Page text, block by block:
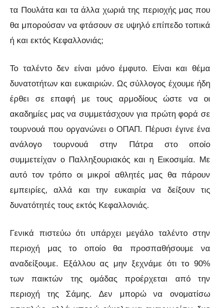
τα Πουλάτα και τα άλλα χωριά της περιοχής μας που
θα μπορούσαν να φτάσουν σε υψηλό επίπεδο τοπικά
ή και εκτός Κεφαλλονιάς;
Το ταλέντο δεν είναι μόνο έμφυτο. Είναι και θέμα
δυνατοτήτων και ευκαιριών. Ως σύλλογος έχουμε ήδη
έρθει σε επαφή με τους αρμοδίους ώστε να οι
ακαδημίες μας να συμμετάσχουν για πρώτη φορά σε
τουρνουά που οργανώνει ο ΟΠΑΠ. Πέρυσι έγινε ένα
ανάλογο τουρνουά στην Πάτρα στο οποίο
συμμετείχαν ο Παλληξουριακός και η Εικοσιμία. Με
αυτό τον τρόπο οι μικροί αθλητές μας θα πάρουν
εμπειρίες, αλλά και την ευκαιρία να δείξουν τις
δυνατότητές τους εκτός Κεφαλλονιάς.
Γενικά πιστεύω ότι υπάρχει μεγάλο ταλέντο στην
περιοχή μας το οποίο θα προσπαθήσουμε να
αναδείξουμε. Εξάλλου ας μην ξεχνάμε ότι το 90%
των παικτών της ομάδας προέρχεται από την
περιοχή της Σάμης. Δεν μπορώ να ονοματίσω